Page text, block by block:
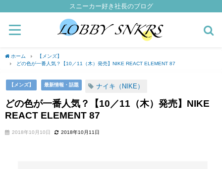
スニーカー好き社長のブログ
ホーム
【メンズ】
どの色が一番人気？【10／11（木）発売】NIKE REACT ELEMENT 87
【メンズ】 最新情報・話題 ナイキ（NIKE）
どの色が一番人気？【10／11（木）発売】NIKE
REACT ELEMENT 87
2018年10月10日 2018年10月11日